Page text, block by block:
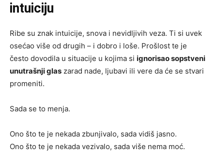
intuiciju
Ribe su znak intuicije, snova i nevidljivih veza. Ti si uvek
osećao više od drugih – i dobro i loše. Prošlost te je
često dovodila u situacije u kojima si ignorisao sopstveni
unutrašnji glas zarad nade, ljubavi ili vere da će se stvari
promeniti.
Sada se to menja.
Ono što te je nekada zbunjivalo, sada vidiš jasno.
Ono što te je nekada vezivalo, sada više nema moć.